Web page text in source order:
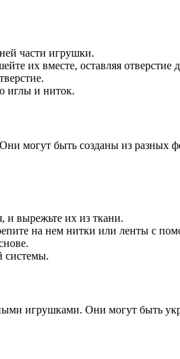
части игрушки.
их вместе, оставляя отверстие
иглы и ниток.
могут быть созданы из разных
и вырежьте их из ткани.
на нем нитки или ленты с
системы.
игрушками. Они могут быть